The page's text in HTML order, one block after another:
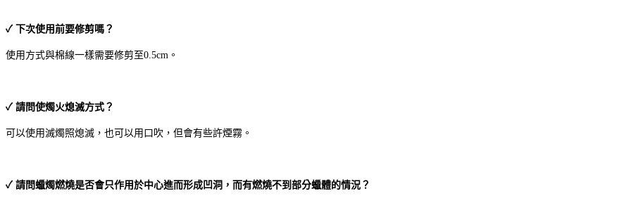
✓ 下次使用前要修剪嗎？
使用方式與棉線一樣需要修剪至0.5cm。
✓ 請問使燭火熄滅方式？
可以使用滅燭照熄滅，也可以用口吹，但會有些許煙霧。
✓ 請問蠟燭燃燒是否會只作用於中心進而形成凹洞，而有燃燒不到部分蠟體的情況？